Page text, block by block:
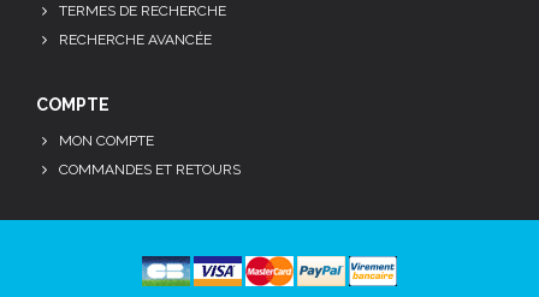
TERMES DE RECHERCHE
RECHERCHE AVANCÉE
COMPTE
MON COMPTE
COMMANDES ET RETOURS